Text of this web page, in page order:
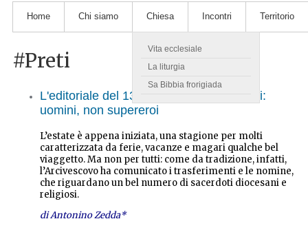
Home Chi siamo Chiesa
Vita ecclesiale
La liturgia
Sa Bibbia frorigiada
Incontri Territorio
#Preti
L'editoriale del 13 Luglio 2025. Sacerdoti:
uomini, non supereroi
L’estate è appena iniziata, una stagione per molti
caratterizzata da ferie, vacanze e magari qualche bel
viaggetto. Ma non per tutti: come da tradizione, infatti,
l’Arcivescovo ha comunicato i trasferimenti e le nomine,
che riguardano un bel numero di sacerdoti diocesani e
religiosi.
di Antonino Zedda*